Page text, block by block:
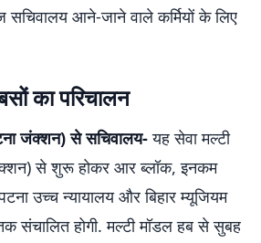
सचिवालय आने-जाने वाले कर्मियों के लिए
का परिचालन
जंक्शन) से सचिवालय-यह सेवा मल्टी
से शुरू होकर आर ब्लॉक, इनकम
उच्च न्यायालय और बिहार म्यूजियम
संचालित होगी. मल्टी मॉडल हब से सुबह